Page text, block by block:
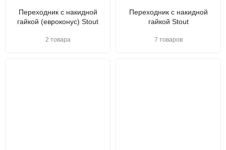
Переходник с накидной
гайкой (евроконус) Stout
2 товара
Переходник с накидной
гайкой Stout
7 товаров